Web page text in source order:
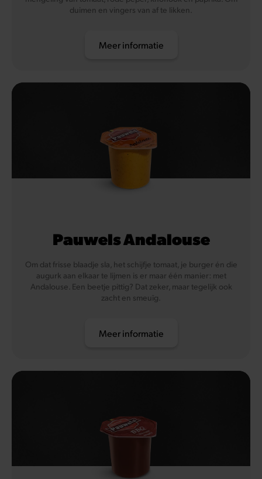
duimen en vingers van af te likken.
Meer informatie
Pauwels Andalouse
Om dat frisse blaadje sla, het schijfje tomaat, je burger én die
augurk aan elkaar te lijmen is er maar één manier: met
Andalouse. Een beetje pittig? Dat zeker, maar tegelijk ook
zacht en smeuïg.
Meer informatie